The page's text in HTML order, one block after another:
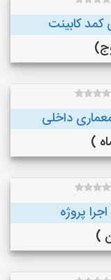
کابینت
داخلی
پروژه